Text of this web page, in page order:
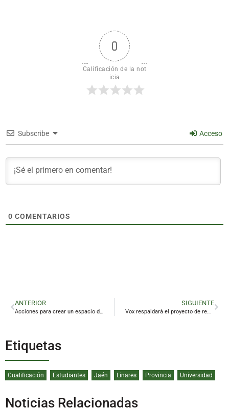
0
Calificación de la not
icia
Subscribe Acceso
0 COMENTARIOS
ANTERIOR
Acciones para crear un espacio de oportunidades de vida y de trabajo en los pueblos jiennenses
SIGUIENTE
Vox respaldará el proyecto de remodelación del Estadio de Linarejos
Etiquetas
Cualificación Estudiantes Jaén Linares Provincia Universidad
Noticias Relacionadas